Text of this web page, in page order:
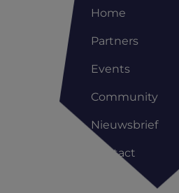
Home
Partners
Events
Community
Nieuwsbrief
Contact